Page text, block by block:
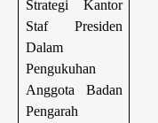
Strategi Kantor
Staf Presiden
Dalam
Pengukuhan
Anggota Badan
Pengarah